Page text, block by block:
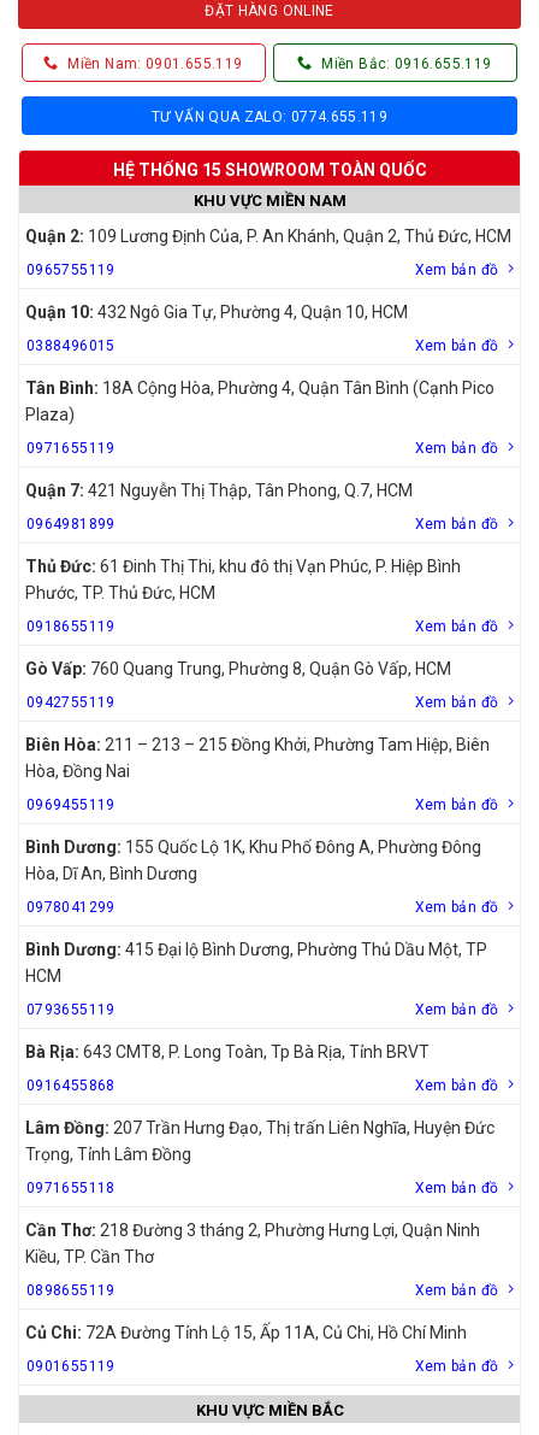
ĐẶT HÀNG ONLINE
Miền Nam: 0901.655.119 Miền Bắc: 0916.655.119
TƯ VẤN QUA ZALO: 0774.655.119
HỆ THỐNG 15 SHOWROOM TOÀN QUỐC
KHU VỰC MIỀN NAM
Quận 2: 109 Lương Định Của, P. An Khánh, Quận 2, Thủ Đức, HCM
0965755119 Xem bản đồ
Quận 10: 432 Ngô Gia Tự, Phường 4, Quận 10, HCM
0388496015 Xem bản đồ
Tân Bình: 18A Cộng Hòa, Phường 4, Quận Tân Bình (Cạnh Pico
Plaza)
0971655119 Xem bản đồ
Quận 7: 421 Nguyễn Thị Thập, Tân Phong, Q.7, HCM
0964981899 Xem bản đồ
Thủ Đức: 61 Đinh Thị Thi, khu đô thị Vạn Phúc, P. Hiệp Bình
Phước, TP. Thủ Đức, HCM
0918655119 Xem bản đồ
Gò Vấp: 760 Quang Trung, Phường 8, Quận Gò Vấp, HCM
0942755119 Xem bản đồ
Biên Hòa: 211 – 213 – 215 Đồng Khởi, Phường Tam Hiệp, Biên
Hòa, Đồng Nai
0969455119 Xem bản đồ
Bình Dương: 155 Quốc Lộ 1K, Khu Phố Đông A, Phường Đông
Hòa, Dĩ An, Bình Dương
0978041299 Xem bản đồ
Bình Dương: 415 Đại lộ Bình Dương, Phường Thủ Dầu Một, TP
HCM
0793655119 Xem bản đồ
Bà Rịa: 643 CMT8, P. Long Toàn, Tp Bà Rịa, Tỉnh BRVT
0916455868 Xem bản đồ
Lâm Đồng: 207 Trần Hưng Đạo, Thị trấn Liên Nghĩa, Huyện Đức
Trọng, Tỉnh Lâm Đồng
0971655118 Xem bản đồ
Cần Thơ: 218 Đường 3 tháng 2, Phường Hưng Lợi, Quận Ninh
Kiều, TP. Cần Thơ
0898655119 Xem bản đồ
Củ Chi: 72A Đường Tỉnh Lộ 15, Ấp 11A, Củ Chi, Hồ Chí Minh
0901655119 Xem bản đồ
KHU VỰC MIỀN BẮC